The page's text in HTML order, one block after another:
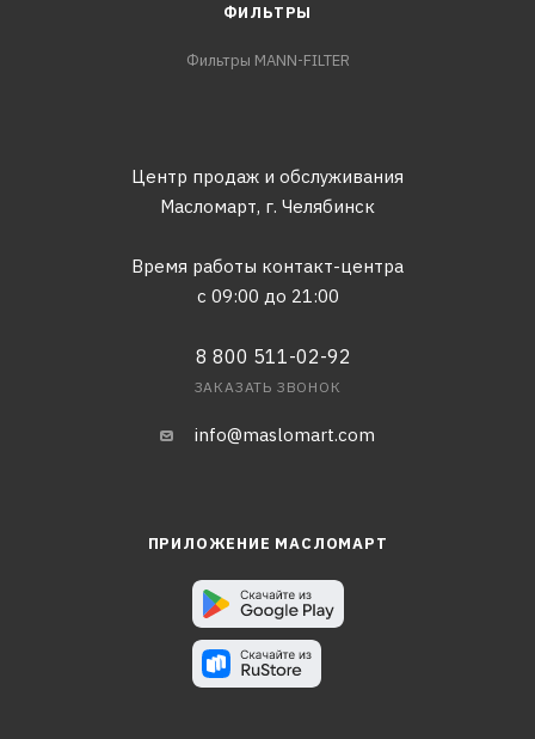
ФИЛЬТРЫ
Фильтры MANN-FILTER
Центр продаж и обслуживания
Масломарт, г. Челябинск
Время работы контакт-центра
с 09:00 до 21:00
8 800 511-02-92
ЗАКАЗАТЬ ЗВОНОК
info@maslomart.com
ПРИЛОЖЕНИЕ МАСЛОМАРТ